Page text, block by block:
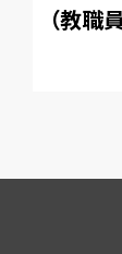
（教職